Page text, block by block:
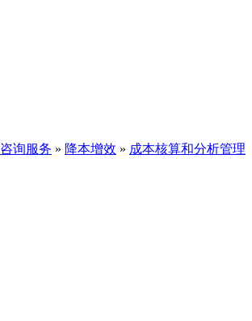
咨询服务 » 降本增效 » 成本核算和分析管理